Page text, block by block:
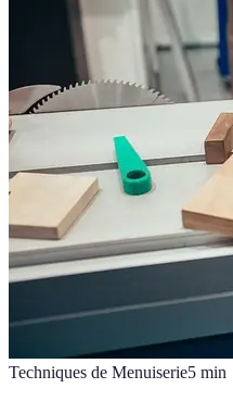
Techniques de Menuiserie5 min